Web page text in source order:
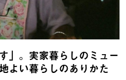
」。実家暮らしのミュー
よい暮らしのありかた